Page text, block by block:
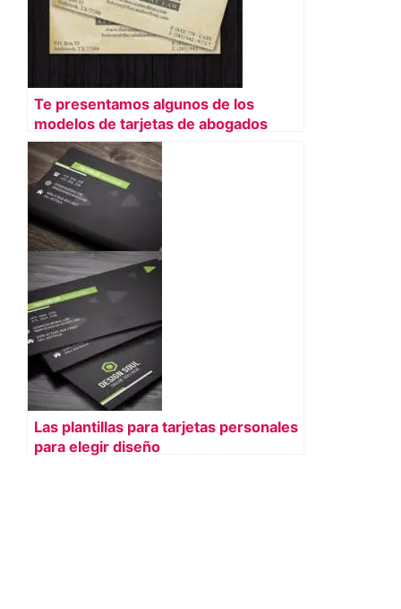
Te presentamos algunos de los
modelos de tarjetas de abogados
Las plantillas para tarjetas personales
para elegir diseño